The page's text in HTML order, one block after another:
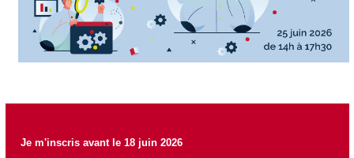
Je m'inscris avant le 18 juin 2026